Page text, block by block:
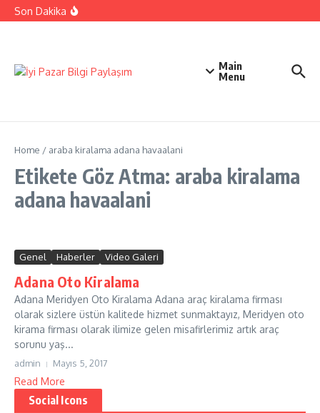
İçeriğe atla
Son Dakika
Kıbrıs Barış Harekatı Nasıl Yapıldı
Main
Menu
Home / araba kiralama adana havaalani
Etikete Göz Atma: araba kiralama
adana havaalani
Genel Haberler Video Galeri
Adana Oto Kiralama
Adana Meridyen Oto Kiralama Adana araç kiralama firması
olarak sizlere üstün kalitede hizmet sunmaktayız, Meridyen oto
kirama firması olarak ilimize gelen misafirlerimiz artık araç
sorunu yaş...
admin Mayıs 5, 2017
Read More
Social Icons